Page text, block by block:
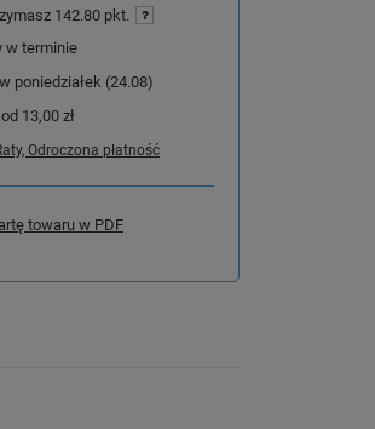
142.80 pkt.
w terminie
w poniedziałek (24.08)
od 13,00 zł
Odroczona płatność
towaru w PDF